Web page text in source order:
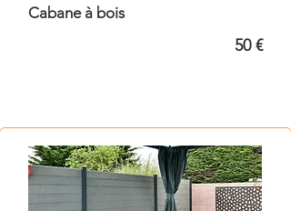
Cabane à bois
50 €